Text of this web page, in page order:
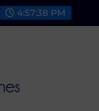
4:57:40 PM